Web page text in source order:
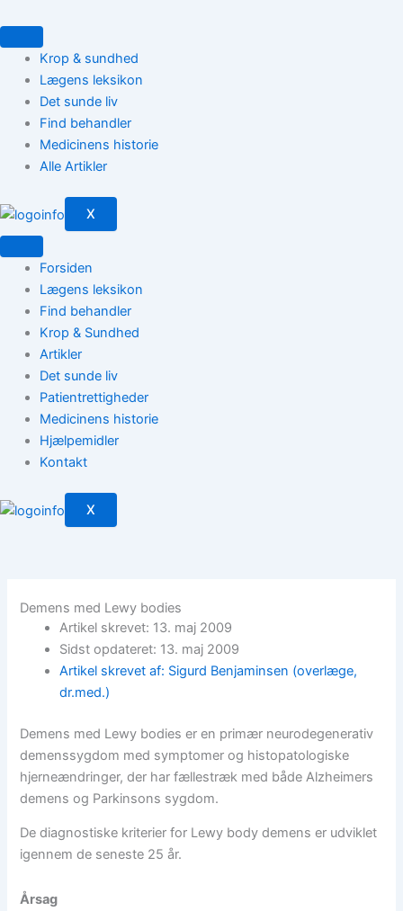
til
indholdetKrop & sundhed
Lægens leksikon
Det sunde liv
Find behandler
Medicinens historie
Alle Artikler
X
Forsiden
Lægens leksikon
Find behandler
Krop & Sundhed
Artikler
Det sunde liv
Patientrettigheder
Medicinens historie
Hjælpemidler
Kontakt
X
Demens med Lewy bodies
Artikel skrevet: 13. maj 2009
Sidst opdateret: 13. maj 2009
Artikel skrevet af: Sigurd Benjaminsen (overlæge,
dr.med.)
Demens med Lewy bodies er en primær neurodegenerativ
demenssygdom med symptomer og histopatologiske
hjerneændringer, der har fællestræk med både Alzheimers
demens og Parkinsons sygdom.
De diagnostiske kriterier for Lewy body demens er udviklet
igennem de seneste 25 år.
Årsag